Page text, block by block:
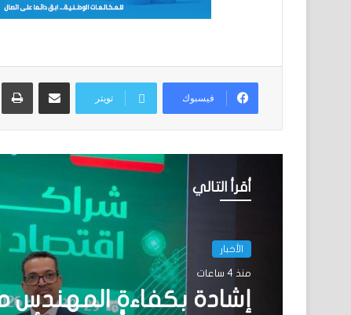
فيسبوك تويتر
مشاركة عبر البريد
أقرأ التالي
الأخبار
منذ 4 ساعات
إشادة بكفاءة